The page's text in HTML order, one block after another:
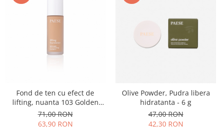
Fond de ten cu efect de
lifting, nuanta 103 Golden
Beige - 30ml
71,00 RON
63,90 RON
Olive Powder, Pudra libera
hidratanta - 6 g
47,00 RON
42,30 RON